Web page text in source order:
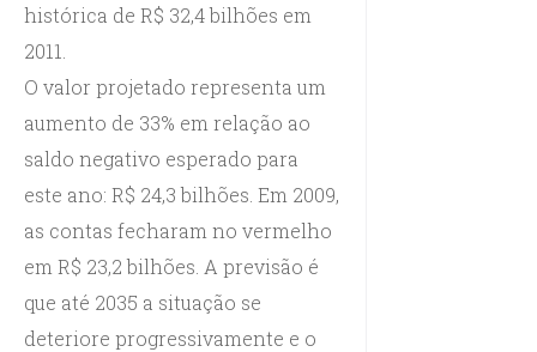
histórica de R$ 32,4 bilhões em
2011.
O valor projetado representa um
aumento de 33% em relação ao
saldo negativo esperado para
este ano: R$ 24,3 bilhões. Em 2009,
as contas fecharam no vermelho
em R$ 23,2 bilhões. A previsão é
que até 2035 a situação se
deteriore progressivamente e o